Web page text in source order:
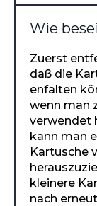
Wie
Zuerst
daß die
enfalten
wenn man
verwendet
kann man
Kartusche
kleinere
nach